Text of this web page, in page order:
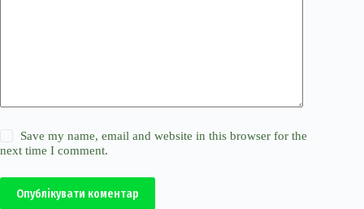
Save my name, email and website in this browser for the
next time I comment.
Опублікувати коментар